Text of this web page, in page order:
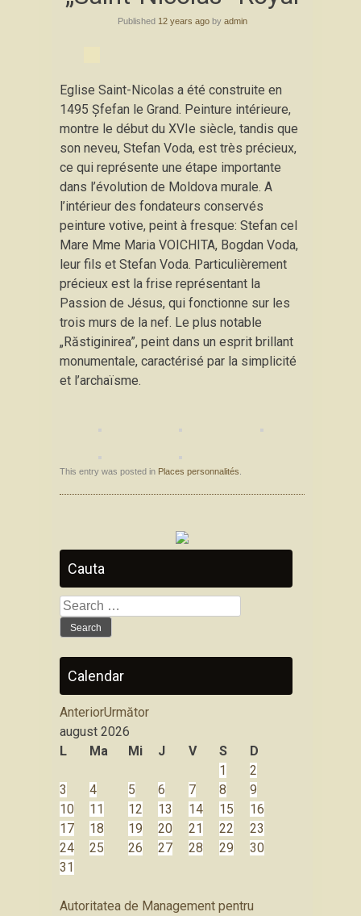
Published 12 years agoby admin
Eglise Saint-Nicolas a été construite en
1495 Şfefan le Grand. Peinture intérieure,
montre le début du XVIe siècle, tandis que
son neveu, Stefan Voda, est très précieux,
ce qui représente une étape importante
dans l’évolution de Moldova murale. A
l’intérieur des fondateurs conservés
peinture votive, peint à fresque: Stefan cel
Mare Mme Maria VOICHITA, Bogdan Voda,
leur fils et Stefan Voda. Particulièrement
précieux est la frise représentant la
Passion de Jésus, qui fonctionne sur les
trois murs de la nef. Le plus notable
„Răstiginirea”, peint dans un esprit brillant
monumentale, caractérisé par la simplicité
et l’archaïsme.
This entry was posted in Places personnalités
Cauta
Search
for:
Calendar
AnteriorUrmător
august 2026
L
Ma Mi J V S
D
1
2
3
4 5 6 7 8
9
10
11 12 13 14 15
16
17
18 19 20 21 22
23
24
25 26 27 28 29
30
31
Autoritatea de Management pentru